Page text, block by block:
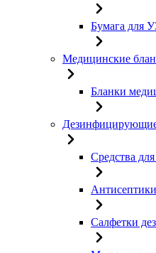
Бумага для
Медицинские
Бланки
Дезинфицирующие
Средства
Салфетки